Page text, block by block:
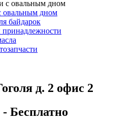
овальным дном
байдарок
д. 2 офис 2
- Бесплатно